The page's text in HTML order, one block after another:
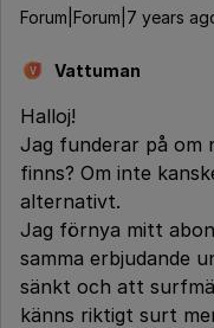
Forum|Forum|7 years
V Vattuman
Halloj!
Jag funderar på om
finns? Om inte
alternativt.
Jag förnya mitt
samma erbjudande
sänkt och att
känns riktigt surt